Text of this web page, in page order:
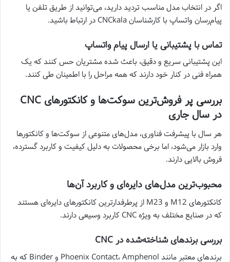
اگر در انتخاب مدل مناسب تردید دارید، می‌توانید از طریق تلفن یا
پیام‌رسان واتساپ با کارشناسان CNCkala در ارتباط باشید.
تماس با پشتیبانی یا ارسال پیام واتساپ
این پشتیبانی سریع و دقیق، باعث شده مشتریان حس کنند که یک
همراه فنی در کنار خود دارند که همه مراحل را با اطمینان طی کنند.
بررسی پر فروش‌ترین سوکت‌ها و کانکتورهای CNC
در سال جاری
هر سال با پیشرفت فناوری، مدل‌های متنوعی از سوکت‌ها و کانکتورها
وارد بازار می‌شود، اما برخی محصولات به دلیل کیفیت و کاربرد گسترده،
فروش بالایی دارند.
محبوب‌ترین مدل‌های دایره‌ای و کاربرد آن‌ها
کانکتورهای M12 و M23 از پرطرفدارترین کانکتورهای دایره‌ای هستند
که در صنایع مختلف به ویژه CNC کاربرد وسیعی دارند.
بررسی برندهای شناخته‌شده در CNC
برندهای معتبر مانند Phoenix Contact، Amphenol و Binder که به